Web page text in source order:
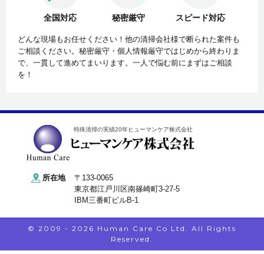
全国対応 秘密厳守 スピード対応
どんな現場もお任せください！他の清掃会社様で断られた案件も
ご相談ください。秘密厳守・個人情報厳守ではじめから終わりま
で、一貫して進めてまいります。一人で悩む前にまずはご相談
を！
特殊清掃の実績20年ヒューマンケア株式会社
所在地
〒133-0065
東京都江戸川区南篠崎町3-27-5
IBM三番町ビルB-1
© 2009 - 2026 Human Care Co Ltd. All Rights
Reserved.